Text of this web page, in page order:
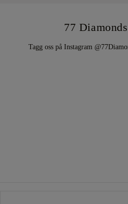
77
Tagg oss på Instagram